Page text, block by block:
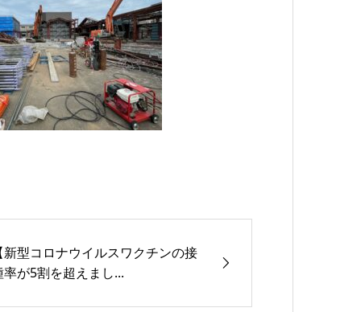
新型コロナウイルスワクチンの接
率が5割を超えまし...